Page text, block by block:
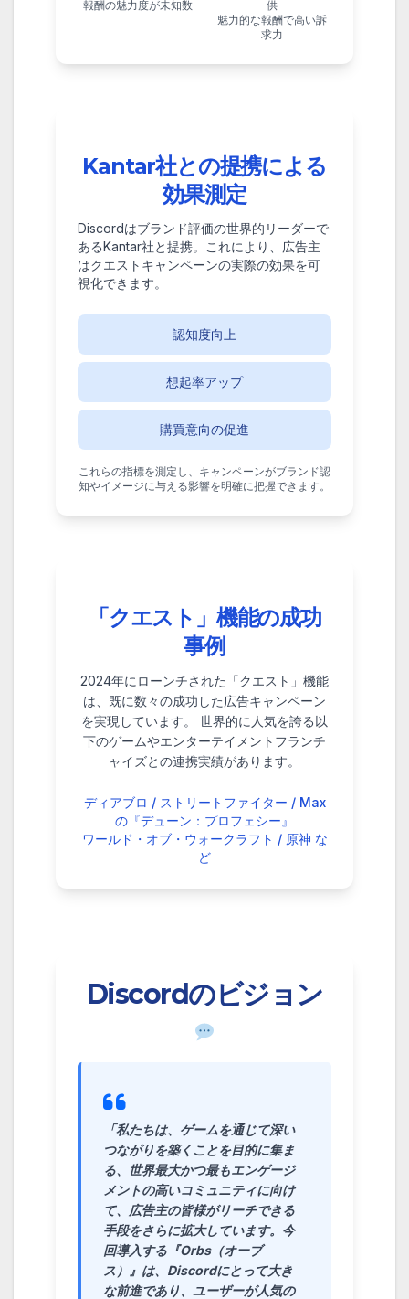
報酬の魅力度が未知数
供
魅力的な報酬で高い訴
求力
Kantar社との提携による
効果測定
Discordはブランド評価の世界的リーダーで
あるKantar社と提携。これにより、広告主
はクエストキャンペーンの実際の効果を可
視化できます。
認知度向上
想起率アップ
購買意向の促進
これらの指標を測定し、キャンペーンがブランド認
知やイメージに与える影響を明確に把握できます。
「クエスト」機能の成功
事例
2024年にローンチされた「クエスト」機能
は、既に数々の成功した広告キャンペーン
を実現しています。
世界的に人気を誇る以
下のゲームやエンターテイメントフランチ
ャイズとの連携実績があります。
ディアブロ / ストリートファイター / Max
の『デューン：プロフェシー』
ワールド・オブ・ウォークラフト / 原神 な
ど
Discordのビジョン
「私たちは、ゲームを通じて深い
つながりを築くことを目的に集ま
る、世界最大かつ最もエンゲージ
メントの高いコミュニティに向け
て、広告主の皆様がリーチできる
手段をさらに拡大しています。今
回導入する『Orbs（オーブ
ス）』は、Discordにとって大き
な前進であり、ユーザーが人気の